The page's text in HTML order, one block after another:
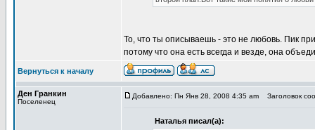
То, что ты описываешь - это не любовь. Пик
потому что она есть всегда и везде, она
Вернуться к началу
Ден Гранкин
Поселенец
Добавлено: Пн Янв 28, 2008 4:35 am Заголовок
Наталья писал(а):